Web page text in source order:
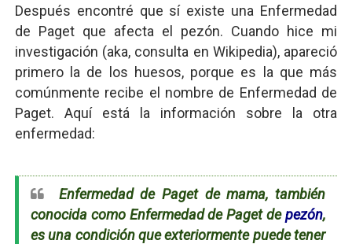
Después encontré que sí existe una Enfermedad
de Paget que afecta el pezón. Cuando hice mi
investigación (aka, consulta en Wikipedia), apareció
primero la de los huesos, porque es la que más
comúnmente recibe el nombre de Enfermedad de
Paget. Aquí está la información sobre la otra
enfermedad:
Enfermedad de Paget de mama, también
conocida como Enfermedad de Paget depezón,
es una condición que exteriormente puede tener